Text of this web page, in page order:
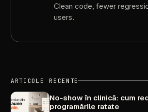
Clean code, fewer
users.
ARTICOLE RECENTE
No-show în clinică: cum
programările ratate